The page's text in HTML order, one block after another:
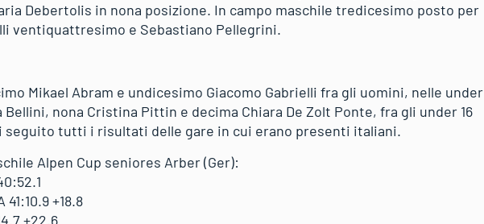
Debertolis in nona posizione. In campo maschile tredicesimo posto per
ventiquattresimo e Sebastiano Pellegrini.
Mikael Abram e undicesimo Giacomo Gabrielli fra gli uomini, nelle under
nona Cristina Pittin e decima Chiara De Zolt Ponte, fra gli under 16
seguito tutti i risultati delle gare in cui erano presenti italiani.
Alpen Cup seniores Arber (Ger):
+18.8
+22.6